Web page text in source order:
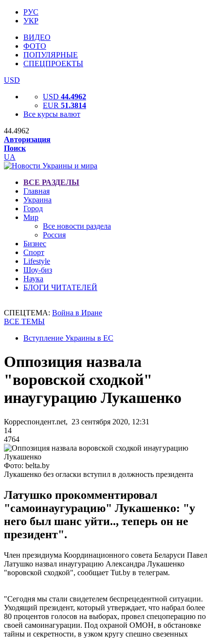
РУС
УКР
ВИДЕО
ФОТО
ПОПУЛЯРНЫЕ
СПЕЦПРОЕКТЫ
USD
USD 44.4962
EUR 51.3814
Все курсы валют
44.4962
Авторизация
Поиск
UA
ВСЕ РАЗДЕЛЫ
Главная
Украина
Город
Мир
Все новости раздела
Россия
Бизнес
Спорт
Lifestyle
Шоу-биз
Наука
БЛОГИ ЧИТАТЕЛЕЙ
СПЕЦТЕМА: Война в Иране
ВСЕ ТЕМЫ
Вступление Украины в ЕС
Оппозиция назвала
"воровской сходкой"
инаугурацию Лукашенко
Корреспондент.net, 23 сентября 2020, 12:31
14
4764
Фото: belta.by
Лукашенко без огласки вступил в должность президента
Латушко прокомментировал
"самоинаугурацию" Лукашенко: "у
него был шанс уйти.., теперь он не
президент".
Член президиума Координационного совета Беларуси Павел
Латушко назвал инаугурацию Александра Лукашенко
"воровской сходкой", сообщает Tut.by в телеграм.
"Сегодня мы стали свидетелем беспрецедентной ситуации.
Уходящий президент, который утверждает, что набрал более
80 процентов голосов на выборах, провел спецоперацию по
своей самоинагурации. Под охраной ОМОН, в обстановке
тайны и секретности, в узком кругу спешно свезенных